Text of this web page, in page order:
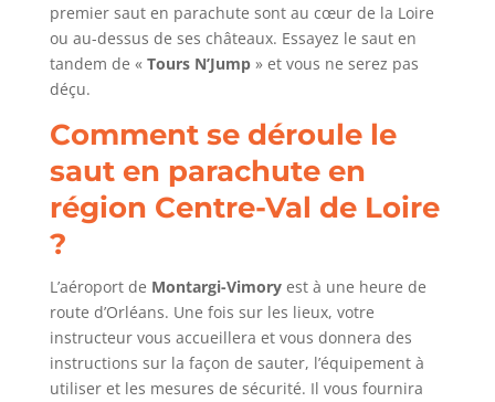
premier saut en parachute sont au cœur de la Loire
ou au-dessus de ses châteaux. Essayez le saut en
tandem de « Tours N’Jump» et vous ne serez pas
déçu.
Comment se déroule le
saut en parachute en
région Centre-Val de Loire
?
L’aéroport de Montargi-Vimoryest à une heure de
route d’Orléans. Une fois sur les lieux, votre
instructeur vous accueillera et vous donnera des
instructions sur la façon de sauter, l’équipement à
utiliser et les mesures de sécurité. Il vous fournira